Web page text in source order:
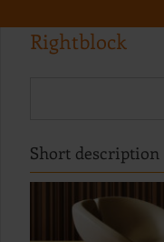
Rightblock
Short description